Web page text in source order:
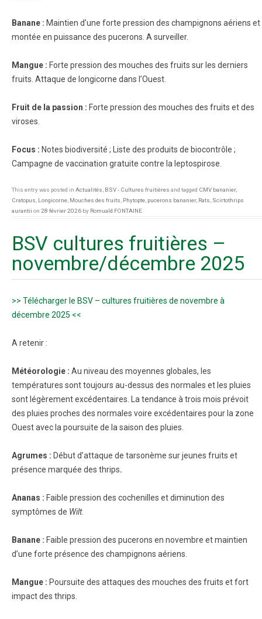
Banane : Maintien d’une forte pression des champignons aériens et
montée en puissance des pucerons. A surveiller.
Mangue : Forte pression des mouches des fruits sur les derniers
fruits. Attaque de longicorne dans l’Ouest.
Fruit de la passion : Forte pression des mouches des fruits et des
viroses.
Focus : Notes biodiversité ; Liste des produits de biocontrôle ;
Campagne de vaccination gratuite contre la leptospirose.
This entry was posted in Actualités BSV - Cultures fruitières and tagged CMV bananier,
Cratopus Longicorne Mouches des fruits Phytopte pucerons bananier, Rats Scirtothrips
aurantii on 28 février 2026 by Romuald FONTAINE
BSV cultures fruitières –
novembre/décembre 2025
>> Télécharger le BSV – cultures fruitières de novembre à
décembre 2025 <<
A retenir :
Météorologie : Au niveau des moyennes globales, les
températures sont toujours au-dessus des normales et les pluies
sont légèrement excédentaires. La tendance à trois mois prévoit
des pluies proches des normales voire excédentaires pour la zone
Ouest avec la poursuite de la saison des pluies.
Agrumes : Début d’attaque de tarsonème sur jeunes fruits et
présence marquée des thrips.
Ananas : Faible pression des cochenilles et diminution des
symptômes de Wilt.
Banane : Faible pression des pucerons en novembre et maintien
d’une forte présence des champignons aériens.
Mangue : Poursuite des attaques des mouches des fruits et fort
impact des thrips.